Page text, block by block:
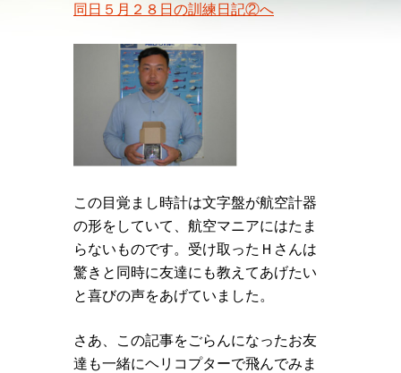
同日５月２８日の訓練日記②へ
この目覚まし時計は文字盤が航空計器
の形をしていて、航空マニアにはたま
らないものです。受け取ったＨさんは
驚きと同時に友達にも教えてあげたい
と喜びの声をあげていました。
さあ、この記事をごらんになったお友
達も一緒にヘリコプターで飛んでみま